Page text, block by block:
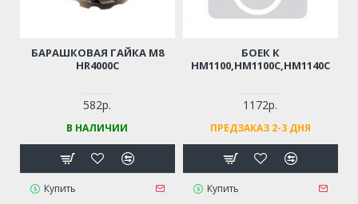
БАРАШКОВАЯ ГАЙКА M8
HR4000C
582р.
В НАЛИЧИИ
Купить
БОЕК К
HM1100,HM1100C,HM1140C
1172р.
ПРЕДЗАКАЗ 2-3 ДНЯ
Купить